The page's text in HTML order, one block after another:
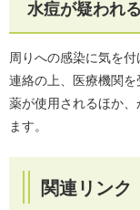
水痘が疑われ
周りへの感染に気を
連絡の上、医療機関
薬が使用されるほか
ます。
関連リンク